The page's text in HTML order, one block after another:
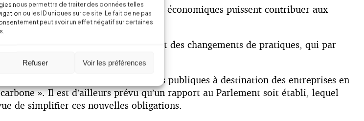
nous permettra de traiter des données telles
ou les ID uniques sur ce site. Le fait de ne pas
peut avoir un effet négatif sur certaines
Refuser Voir les préférences
que tous les opérateurs économiques puissent contribuer aux
à des prises de conscience et des changements de pratiques, qui par
l’orientation des politiques publiques à destination des entreprises en
». Il est d’ailleurs prévu qu’un rapport au Parlement soit établi, lequel
de simplifier ces nouvelles obligations.